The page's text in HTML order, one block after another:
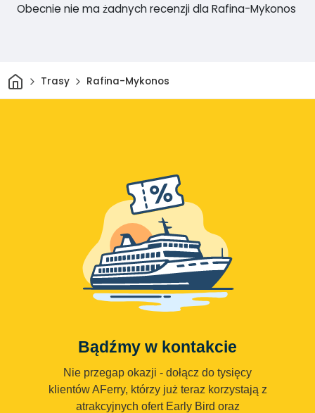
Obecnie nie ma żadnych recenzji dla Rafina-Mykonos
DomTrasy Rafina-Mykonos
Bądźmy w kontakcie
Nie przegap okazji - dołącz do tysięcy
klientów AFerry, którzy już teraz korzystają z
atrakcyjnych ofert Early Bird oraz